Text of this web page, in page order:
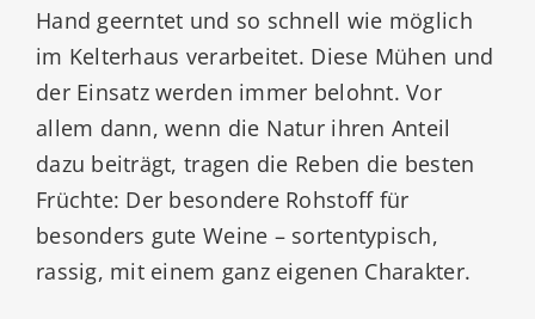
Hand geerntet und so schnell wie möglich
im Kelterhaus verarbeitet. Diese Mühen und
der Einsatz werden immer belohnt. Vor
allem dann, wenn die Natur ihren Anteil
dazu beiträgt, tragen die Reben die besten
Früchte: Der besondere Rohstoff für
besonders gute Weine – sortentypisch,
rassig, mit einem ganz eigenen Charakter.